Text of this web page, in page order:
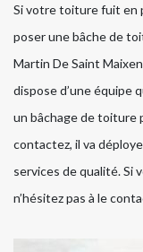
Si votre toiture fuit en
poser une bâche de
Martin De Saint
dispose d’une équipe
un bâchage de toiture
contactez, il va
services de qualité. Si
n’hésitez pas à le